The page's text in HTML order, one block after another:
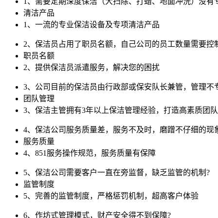
清洁产品
1、一流的专业保洁设备及专项清洁产品
2、保洁员占用了职员名额，自己公司的员工数量需要控
职员名额
2、提供保洁员派遣服务，解决您的困扰
3、公司目前的保洁员由行政部或保安队长兼管，管理不
团队管理
3、保洁主管拥有3年以上保洁管理经验，打造高素质团队
4、保洁公司服务质量差，服务不及时，磨蹭不仔细的现
服务质量
4、851服务操作规范，服务质量有保障
5、保洁公司需要客户一直在旁监督，缺乏监管的机制?
监管制度
5、完善的监管制度，严格惩罚机制，超高客户体验
6、作坊式管理模式，财产安全得不到保障?